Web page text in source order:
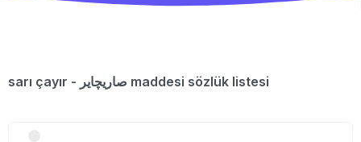
sarı çayır - صاریچایر maddesi sözlük listesi